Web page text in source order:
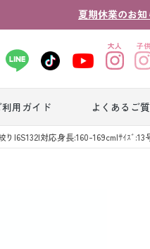
夏期休業のお知
利用ガイド よくあるご
ル
卒業式
ル
り|6S132|対応身長:160-169cm|ｻｲｽﾞ:13